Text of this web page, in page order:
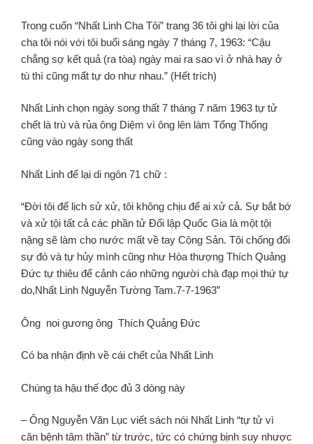
Trong cuốn “Nhất Linh Cha Tôi” trang 36 tôi ghi lại lời của
cha tôi nói với tôi buổi sáng ngày 7 tháng 7, 1963: “Cậu
chẳng sợ kết quả (ra tòa) ngày mai ra sao vì ở nhà hay ở
tù thì cũng mất tự do như nhau.” (Hết trích)
Nhất Linh chọn ngày song thất 7 tháng 7 năm 1963 tự tử
chết là trù và rủa ông Diệm vì ông lên làm Tổng Thống
cũng vào ngày song thất
Nhất Linh để lại di ngôn 71 chữ :
“Đời tôi để lịch sử xử, tôi không chịu để ai xử cả. Sự bắt bớ
và xử tội tất cả các phần tử Đối lập Quốc Gia là một tội
nặng sẽ làm cho nước mất về tay Cộng Sản. Tôi chống đối
sự đó và tự hủy mình cũng như Hòa thượng Thích Quảng
Đức tự thiêu để cảnh cáo những người chà đạp mọi thứ tự
do,Nhất Linh Nguyễn Tường Tam.7-7-1963”
Ông noi gương ông Thích Quảng Đức
Có ba nhận định về cái chết của Nhất Linh
Chúng ta hậu thế đọc đủ 3 dòng này
– Ông Nguyễn Văn Lục viết sách nói Nhất Linh “tự tử vì
căn bệnh tâm thần” từ trước, tức có chứng bịnh suy nhược